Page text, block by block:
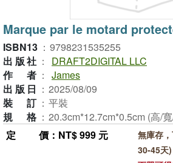
Marque par le motard
ISBN13 ： 9798231535255
出版社 ：
DRAFT2DIGITAL LLC
作者 ： James
出版日 ： 2025/08/09
裝訂 ： 平裝
規格 ： 20.3cm*12.7cm*0.5cm (高/
定價 ：NT$ 999 元
無庫存
30-45天)